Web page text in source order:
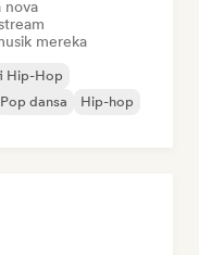
nova
mereka
Hip-Hop
Pop dansa
Hip-hop